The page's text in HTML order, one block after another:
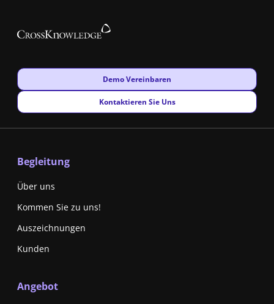
New window
Demo Vereinbaren
New window
Kontaktieren Sie Uns
Begleitung
Über uns
Kommen Sie zu uns!
Auszeichnungen
Kunden
Angebot